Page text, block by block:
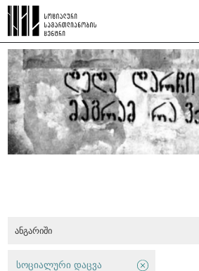
ანგარიში
სოციალური დაცვა